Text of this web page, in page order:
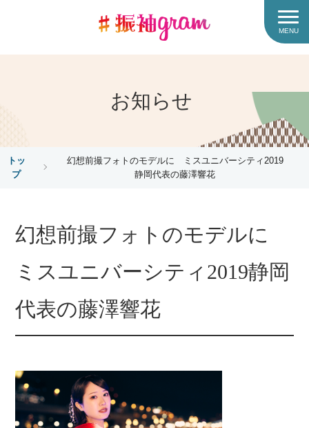
MENU
お知らせ
トッ
プ
幻想前撮フォトのモデルに ミスユニバーシティ2019
静岡代表の藤澤響花
幻想前撮フォトのモデルに
ミスユニバーシティ2019静岡
代表の藤澤響花